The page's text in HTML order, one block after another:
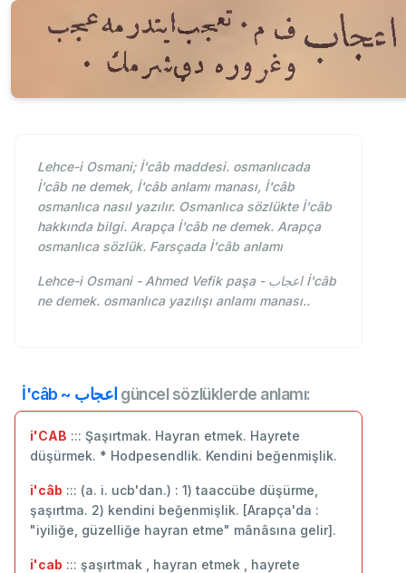
Lehce-i Osmani; İ'câb maddesi. osmanlıcada
İ'câb ne demek, İ'câb anlamı manası, İ'câb
osmanlıca nasıl yazılır. Osmanlıca sözlükte İ'câb
hakkında bilgi. Arapça İ'câb ne demek. Arapça
osmanlıca sözlük. Farsçada İ'câb anlamı
Lehce-i Osmani - Ahmed Vefik paşa - اعجاب İ'câb
ne demek. osmanlıca yazılışı anlamı manası..
İ'câb ~ اعجاب güncel sözlüklerde anlamı:
i'CAB ::: Şaşırtmak. Hayran etmek. Hayrete
düşürmek. * Hodpesendlik. Kendini beğenmişlik.
i'câb ::: (a. i. ucb'dan.) : 1) taaccübe düşürme,
şaşırtma. 2) kendini beğenmişlik. [Arapça'da :
"iyiliğe, güzelliğe hayran etme" mânâsına gelir].
i'cab ::: şaşırtmak , hayran etmek , hayrete